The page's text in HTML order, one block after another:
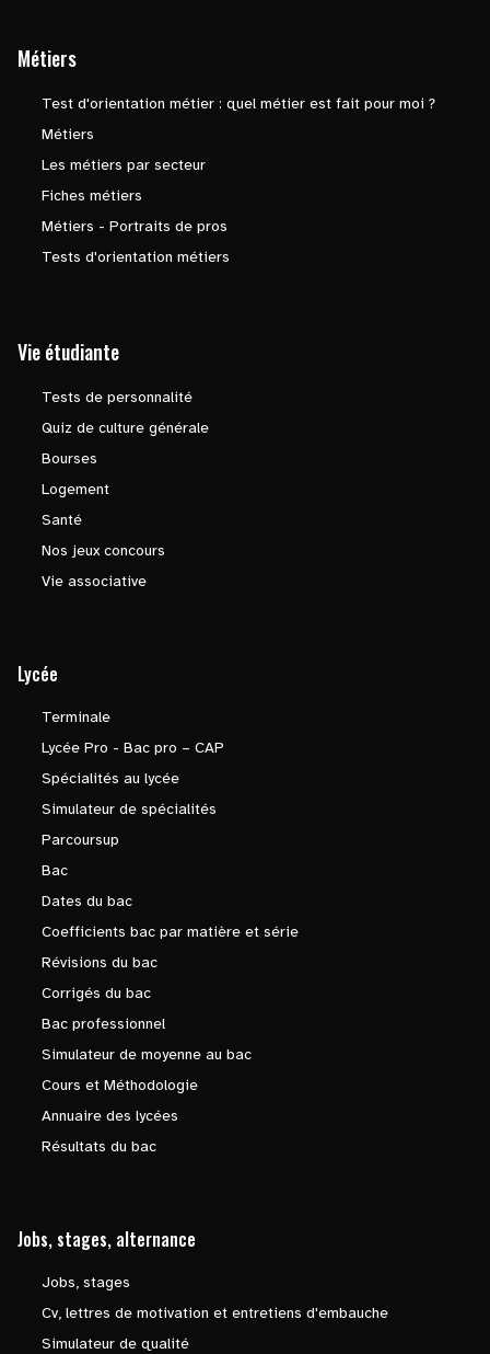
Métiers
Test d'orientation métier : quel métier est fait pour moi ?
Métiers
Les métiers par secteur
Fiches métiers
Métiers - Portraits de pros
Tests d'orientation métiers
Vie étudiante
Tests de personnalité
Quiz de culture générale
Bourses
Logement
Santé
Nos jeux concours
Vie associative
Lycée
Terminale
Lycée Pro - Bac pro – CAP
Spécialités au lycée
Simulateur de spécialités
Parcoursup
Bac
Dates du bac
Coefficients bac par matière et série
Révisions du bac
Corrigés du bac
Bac professionnel
Simulateur de moyenne au bac
Cours et Méthodologie
Annuaire des lycées
Résultats du bac
Jobs, stages, alternance
Jobs, stages
Cv, lettres de motivation et entretiens d'embauche
Simulateur de qualité